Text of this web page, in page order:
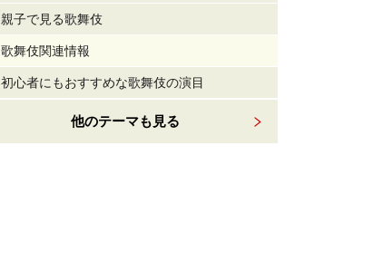
親子で見る歌舞伎
歌舞伎関連情報
初心者にもおすすめな歌舞伎の演目
他のテーマも見る